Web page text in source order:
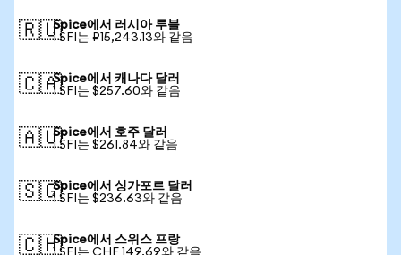
🇷🇺Spice에서 러시아 루블
1 SFI는 ₽15,243.13와 같음
🇨🇦Spice에서 캐나다 달러
1 SFI는 $257.60와 같음
🇦🇺Spice에서 호주 달러
1 SFI는 $261.84와 같음
🇸🇬Spice에서 싱가포르 달러
1 SFI는 $236.63와 같음
🇨🇭Spice에서 스위스 프랑
1 SFI는 CHF 149.69와 같음